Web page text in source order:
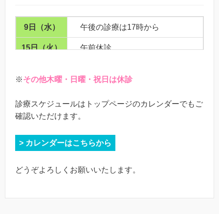
9日（水） 午後の診療は17時から
15日（火） 午前休診
※その他木曜・日曜・祝日は休診
診療スケジュールはトップページのカレンダーでもご
確認いただけます。
> カレンダーはこちらから
どうぞよろしくお願いいたします。